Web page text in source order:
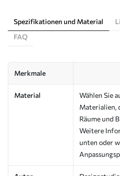
Spezifikationen und Material
FAQ
Merkmale
Material
Wählen Sie
Materialien,
Räume und
Weitere
unten oder